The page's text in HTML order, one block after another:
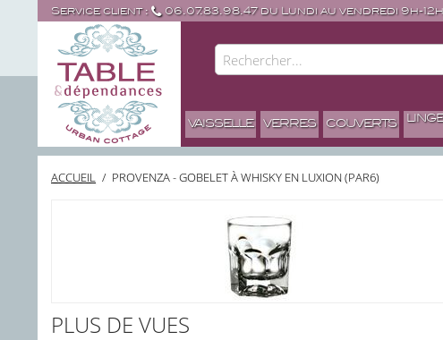
Service client : 06.07.83.98.47 du Lundi au vendredi 9h-
VAISSELLE VERRES COUVERTS
ACCUEIL / PROVENZA - GOBELET À WHISKY EN LUXION (PAR6)
PLUS DE VUES